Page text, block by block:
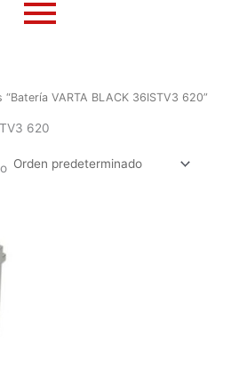
VARTA BLACK 36ISTV3 620”
620